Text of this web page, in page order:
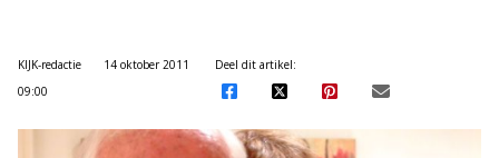
KIJK-redactie
14 oktober 2011
09:00
Deel dit artikel: